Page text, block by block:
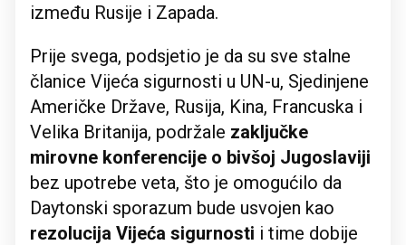
između Rusije i Zapada.
Prije svega, podsjetio je da su sve stalne
članice Vijeća sigurnosti u UN-u, Sjedinjene
Američke Države, Rusija, Kina, Francuska i
Velika Britanija, podržale zaključke
mirovne konferencije o bivšoj Jugoslaviji
bez upotrebe veta, što je omogućilo da
Daytonski sporazum bude usvojen kao
rezolucija Vijeća sigurnosti i time dobije